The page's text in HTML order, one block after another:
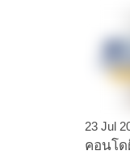
23 Jul
คอนโ